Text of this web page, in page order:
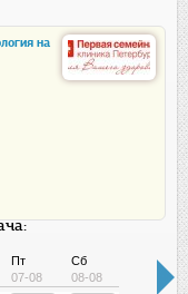
на
Пт
07-08
Сб
08-08